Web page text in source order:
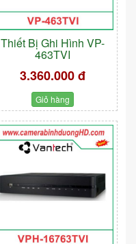
Thiết Bị Ghi Hình VP-
463TVI
3.360.000 đ
Giỏ hàng